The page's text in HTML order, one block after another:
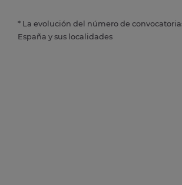
* La evolución del número de
España y sus localidades